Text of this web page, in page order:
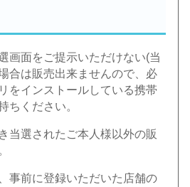
画面をご提示いただけない(当
合は販売出来ませんので、必
をインストールしている携帯
ちください。
当選されたご本人様以外の販
事前に登録いただいた店舗の